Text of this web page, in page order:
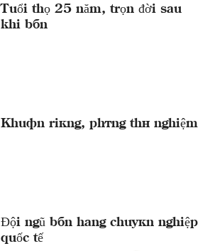
Tuổi thọ 25 năm, trọn đời sau
khi bán
Khuôn riêng, phòng thí nghiệm
Đội ngũ bán hàng chuyên nghiệp
quốc tế